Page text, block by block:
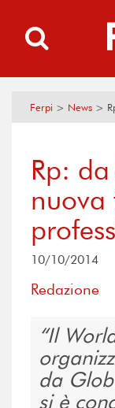
Ferpi > News >
Rp:
nuova
10/10/2014
Redazione
Il
da
si è